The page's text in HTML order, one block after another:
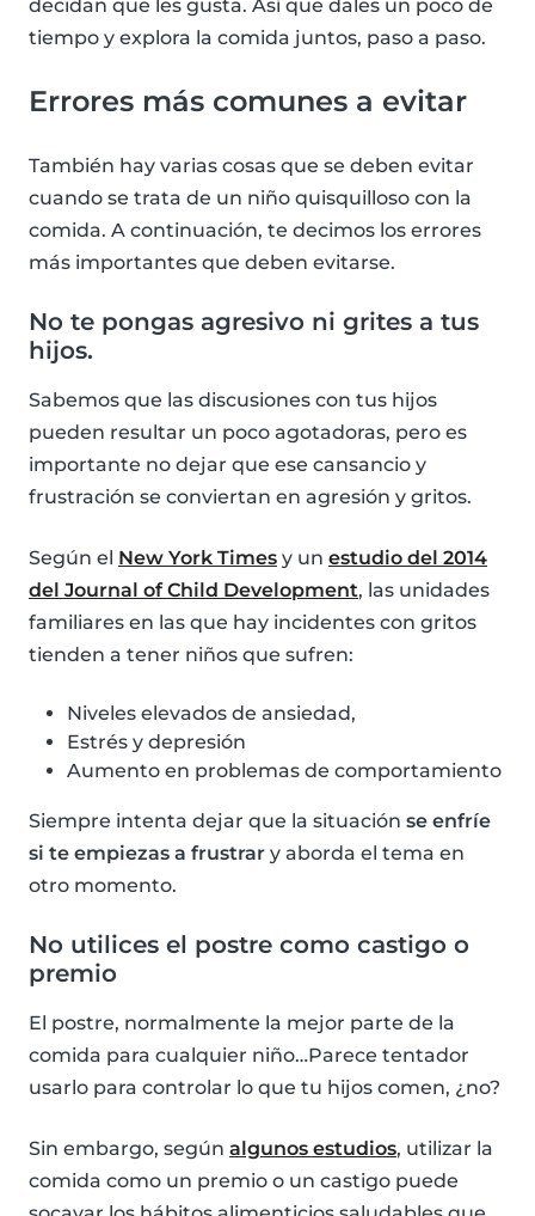
decidan que les gusta. Así que dales un poco de
tiempo y explora la comida juntos, paso a paso.
Errores más comunes a evitar
También hay varias cosas que se deben evitar
cuando se trata de un niño quisquilloso con la
comida. A continuación, te decimos los errores
más importantes que deben evitarse.
No te pongas agresivo ni grites a tus
hijos.
Sabemos que las discusiones con tus hijos
pueden resultar un poco agotadoras, pero es
importante no dejar que ese cansancio y
frustración se conviertan en agresión y gritos.
Según el New York Times y un estudio del 2014
del Journal of Child Development, las unidades
familiares en las que hay incidentes con gritos
tienden a tener niños que sufren:
Niveles elevados de ansiedad,
Estrés y depresión
Aumento en problemas de comportamiento
Siempre intenta dejar que la situación se enfríe
si te empiezas a frustrar y aborda el tema en
otro momento.
No utilices el postre como castigo o
premio
El postre, normalmente la mejor parte de la
comida para cualquier niño…Parece tentador
usarlo para controlar lo que tu hijos comen, ¿no?
Sin embargo, según algunos estudios, utilizar la
comida como un premio o un castigo puede